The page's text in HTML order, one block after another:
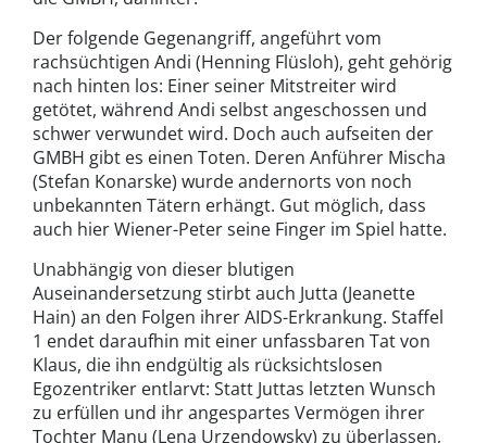
Der folgende Gegenangriff, angeführt vom
rachsüchtigen Andi (Henning Flüsloh), geht gehörig
nach hinten los: Einer seiner Mitstreiter wird
getötet, während Andi selbst angeschossen und
schwer verwundet wird. Doch auch aufseiten der
GMBH gibt es einen Toten. Deren Anführer Mischa
(Stefan Konarske) wurde andernorts von noch
unbekannten Tätern erhängt. Gut möglich, dass
auch hier Wiener-Peter seine Finger im Spiel hatte.
Unabhängig von dieser blutigen
Auseinandersetzung stirbt auch Jutta (Jeanette
Hain) an den Folgen ihrer AIDS-Erkrankung. Staffel
1 endet daraufhin mit einer unfassbaren Tat von
Klaus, die ihn endgültig als rücksichtslosen
Egozentriker entlarvt: Statt Juttas letzten Wunsch
zu erfüllen und ihr angespartes Vermögen ihrer
Tochter Manu (Lena Urzendowsky) zu überlassen,